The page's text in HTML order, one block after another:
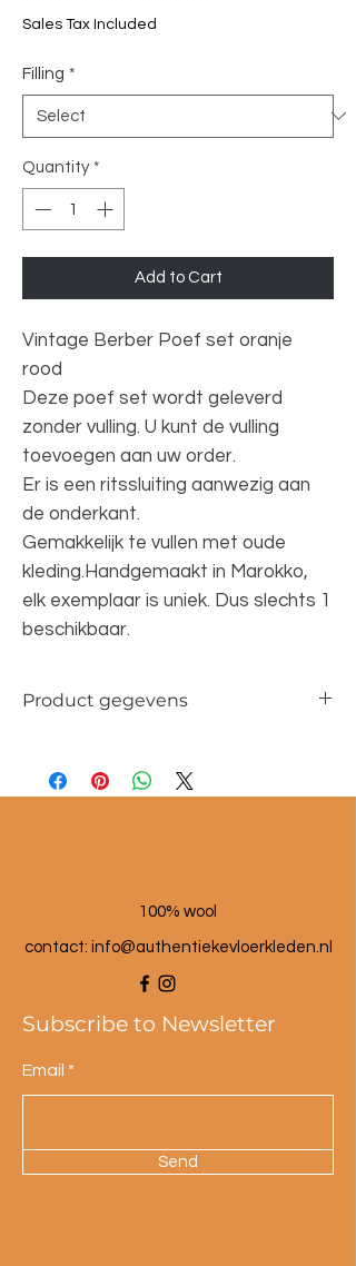
Price
Sales Tax Included
Filling *
Quantity *
Add to Cart
Vintage Berber Poef set oranje
rood
Deze poef set wordt geleverd
zonder vulling. U kunt de vulling
toevoegen aan uw order.
Er is een ritssluiting aanwezig aan
de onderkant.
Gemakkelijk te vullen met oude
kleding.Handgemaakt in Marokko,
elk exemplaar is uniek. Dus slechts 1
beschikbaar.
Product gegevens
Maat poef: 60x60x25 cm
100% wool
contact: info@authentiekevloerkleden.nl
Subscribe to Newsletter
Email
Send